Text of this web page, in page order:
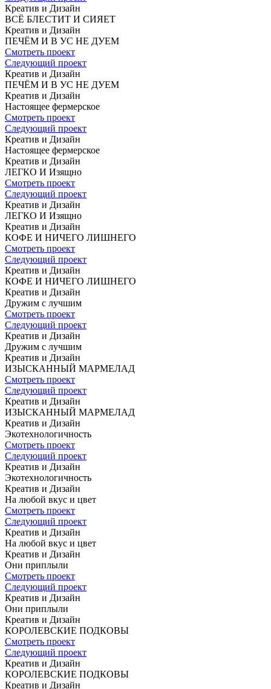
Креатив и Дизайн
ВСЁ БЛЕСТИТ И СИЯЕТ
Креатив и Дизайн
ПЕЧЁМ И В УС НЕ ДУЕМ
Смотреть проект
Следующий проект
Креатив и Дизайн
ПЕЧЁМ И В УС НЕ ДУЕМ
Креатив и Дизайн
Настоящее фермерское
Смотреть проект
Следующий проект
Креатив и Дизайн
Настоящее фермерское
Креатив и Дизайн
ЛЕГКО И Изящно
Смотреть проект
Следующий проект
Креатив и Дизайн
ЛЕГКО И Изящно
Креатив и Дизайн
КОФЕ И НИЧЕГО ЛИШНЕГО
Смотреть проект
Следующий проект
Креатив и Дизайн
КОФЕ И НИЧЕГО ЛИШНЕГО
Креатив и Дизайн
Дружим с лучшим
Смотреть проект
Следующий проект
Креатив и Дизайн
Дружим с лучшим
Креатив и Дизайн
ИЗЫСКАННЫЙ МАРМЕЛАД
Смотреть проект
Следующий проект
Креатив и Дизайн
ИЗЫСКАННЫЙ МАРМЕЛАД
Креатив и Дизайн
Экотехнологичность
Смотреть проект
Следующий проект
Креатив и Дизайн
Экотехнологичность
Креатив и Дизайн
На любой вкус и цвет
Смотреть проект
Следующий проект
Креатив и Дизайн
На любой вкус и цвет
Креатив и Дизайн
Они приплыли
Смотреть проект
Следующий проект
Креатив и Дизайн
Они приплыли
Креатив и Дизайн
КОРОЛЕВСКИЕ ПОДКОВЫ
Смотреть проект
Следующий проект
Креатив и Дизайн
КОРОЛЕВСКИЕ ПОДКОВЫ
Креатив и Дизайн